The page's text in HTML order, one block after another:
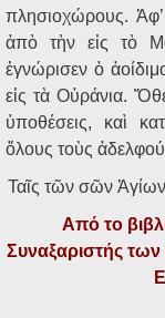
πλησιοχώρους.
ἀπὸ τὴν εἰς τὸ
ἐγνώρισεν ὁ
εἰς τὰ Οὐράνια.
ὑποθέσεις, καὶ
ὅλους τοὺς
Ταῖς τῶν σῶν
Από το
Συναξαριστής